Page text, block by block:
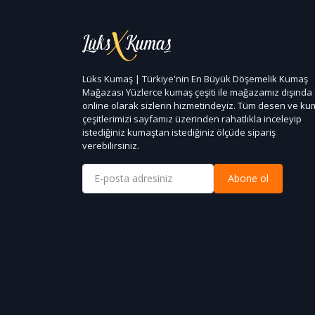
Lüks Kumaş | Türkiye'nin En Büyük Döşemelik Kumaş
Mağazası Yüzlerce kumaş çeşiti ile mağazamız
online olarak sizlerin hizmetindeyiz. Tüm desen ve
çeşitlerimizi sayfamız üzerinden rahatlıkla inceleyip
istediğiniz kumaştan istediğiniz ölçüde sipariş
verebilirsiniz.
Abone ol